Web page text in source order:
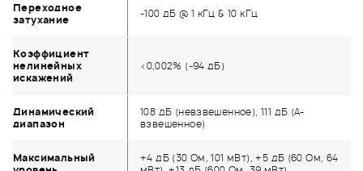
Переходное
затухание
-100 дБ @ 1 кГц & 10 кГц
Коэффициент
нелинейных
искажений
<0,002% (-94 дБ)
Динамический
диапазон
108 дБ (невзвешенное), 111 дБ (А-
взвешенное)
Максимальный
+4 дБ (30 Ом, 101 мВт), +5 дБ (60 Ом, 64